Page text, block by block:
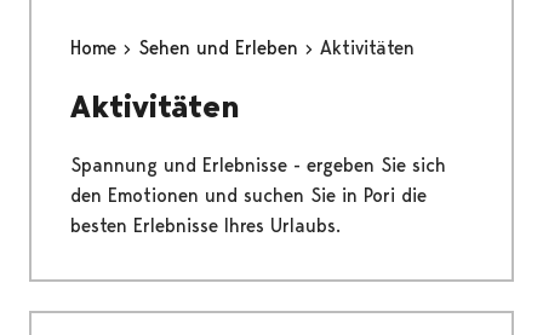
Home Sehen und Erleben Aktivitäten
Aktivitäten
Spannung und Erlebnisse - ergeben Sie sich
den Emotionen und suchen Sie in Pori die
besten Erlebnisse Ihres Urlaubs.